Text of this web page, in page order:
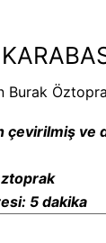
Burak
çevirilmiş ve
5 dakika